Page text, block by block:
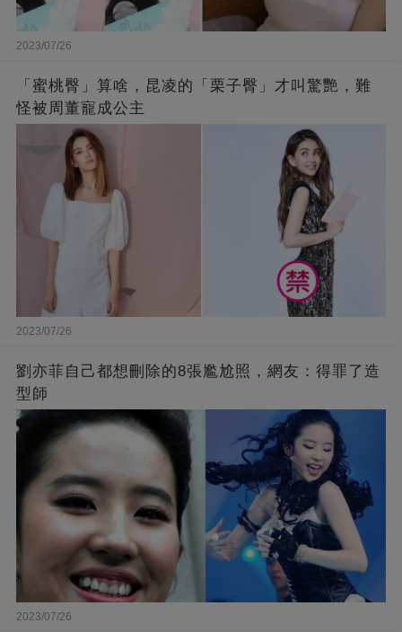
2023/07/26
「蜜桃臀」算啥，昆凌的「栗子臀」才叫驚艷，難
怪被周董寵成公主
2023/07/26
劉亦菲自己都想刪除的8張尷尬照，網友：得罪了造
型師
2023/07/26